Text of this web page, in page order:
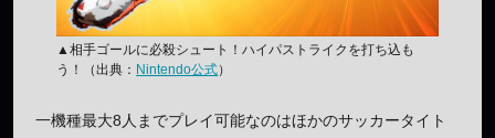
▲相手ゴールに必殺シュート！ハイパストライクを打ち込も
う！（出典： Nintendo公式）
一機種最大8人までプレイ可能なのはほかのサッカータイト